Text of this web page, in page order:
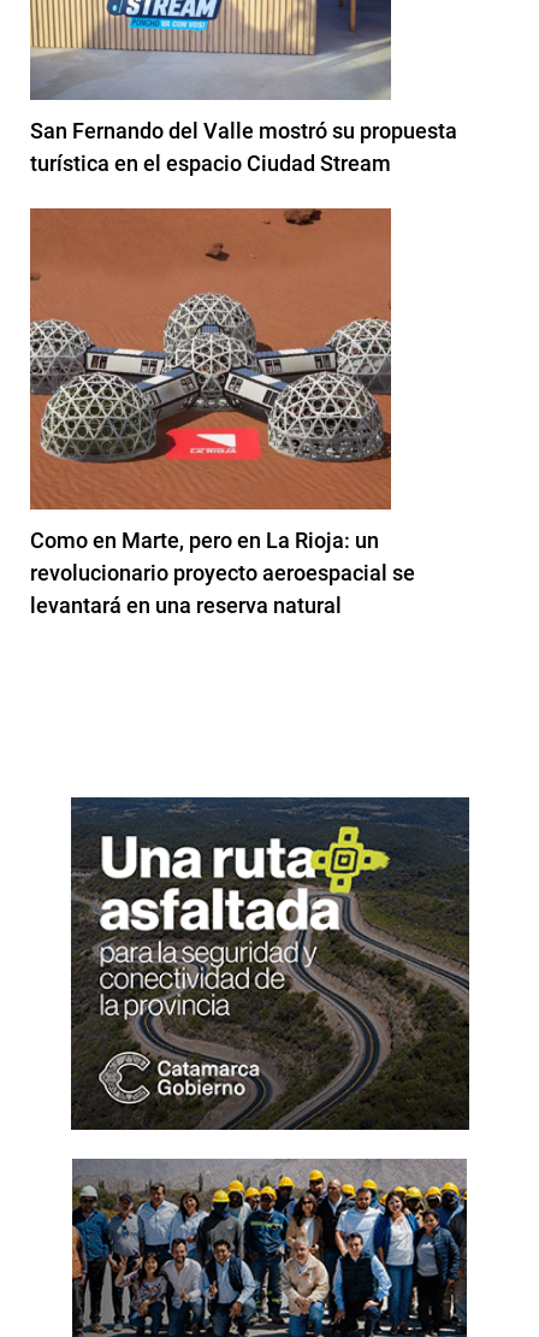
San Fernando del Valle mostró su propuesta
turística en el espacio Ciudad Stream
Como en Marte, pero en La Rioja: un
revolucionario proyecto aeroespacial se
levantará en una reserva natural